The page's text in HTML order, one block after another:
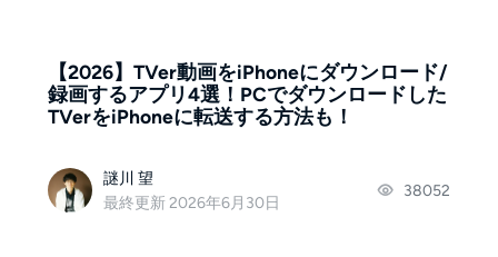
【2026】TVer動画をiPhoneにダウンロード/
録画するアプリ4選！PCでダウンロードした
TVerをiPhoneに転送する方法も！
謎川 望
最終更新 2026年6月30日
38052